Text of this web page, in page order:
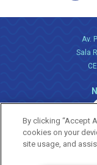
Av.
Sala
By clicking “Accept
cookies on your
site usage, and